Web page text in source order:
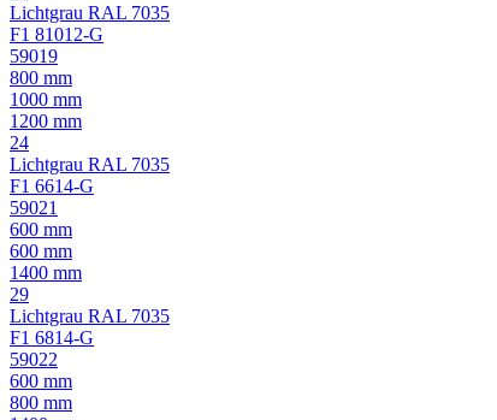
Lichtgrau RAL 7035
F1 81012-G
59019
800 mm
1000 mm
1200 mm
24
Lichtgrau RAL 7035
F1 6614-G
59021
600 mm
600 mm
1400 mm
29
Lichtgrau RAL 7035
F1 6814-G
59022
600 mm
800 mm